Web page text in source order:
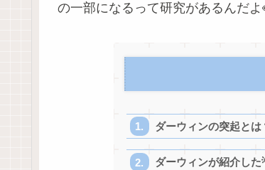
の一部になるって研究があるんだよ
ダーウィンの突起とは
ダーウィンが紹介した